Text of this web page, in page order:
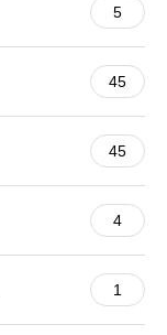
5
45
45
4
1